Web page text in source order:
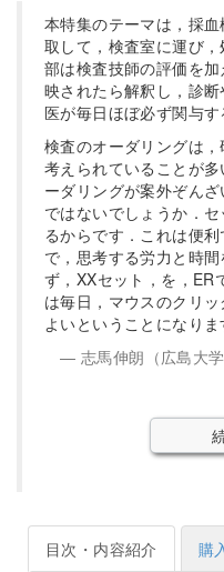
本特集のテーマは，採
取して，検査室に運び
部は検査技師の評価を
映されたら解釈し，診
医が毎日ほぼ必ず関与す
検査のオーダリングは
考えられていることが
ーダリングが案外ぞん
ではないでしょうか．
るからです．これは便
で，思考する労力と時
ず，XXセット，を，ER
は毎日，マウスのクリ
よいということになり
志馬伸朗（広島大
目次・内容紹介 購